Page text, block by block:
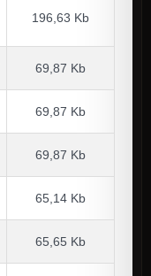
196,63 Kb
69,87 Kb
69,87 Kb
69,87 Kb
65,14 Kb
65,65 Kb